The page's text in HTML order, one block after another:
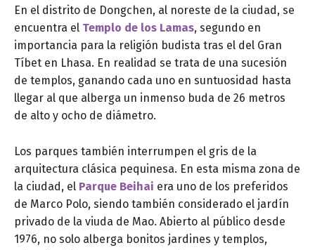
En el distrito de Dongchen, al noreste de la ciudad, se
encuentra el Templo de los Lamas, segundo en
importancia para la religión budista tras el del Gran
Tíbet en Lhasa. En realidad se trata de una sucesión
de templos, ganando cada uno en suntuosidad hasta
llegar al que alberga un inmenso buda de 26 metros
de alto y ocho de diámetro.
Los parques también interrumpen el gris de la
arquitectura clásica pequinesa. En esta misma zona de
la ciudad, el Parque Beihai era uno de los preferidos
de Marco Polo, siendo también considerado el jardín
privado de la viuda de Mao. Abierto al público desde
1976, no solo alberga bonitos jardines y templos,